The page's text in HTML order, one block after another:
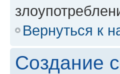
Вернуться к
Создание